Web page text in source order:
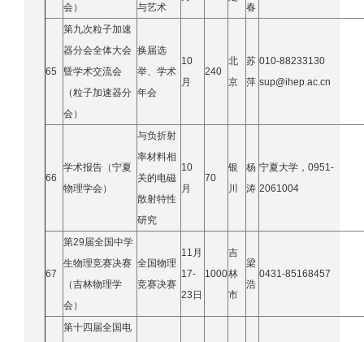
会）
与艺术
春
65
第九次粒子加速
器分会全体大会
曁学术交流会
（粒子加速器分
会）
换届选
举、学术
年会
10
月
240
北
京
苏
萍
010-88233130
sup@ihep.ac.cn
66
学术报告（宁夏
物理学会）
与负折射
率材料相
关的电磁
散射特性
研究
10
月
70
银
川
杨
涛
宁夏大学，0951-
2061004
67
第29届全国中学
生物理竞赛决赛
（吉林物理学
会）
全国物理
竞赛决赛
11月
17-
23日
1000
吉
林
市
梁
浩
0431-85168457
第十四届全国电